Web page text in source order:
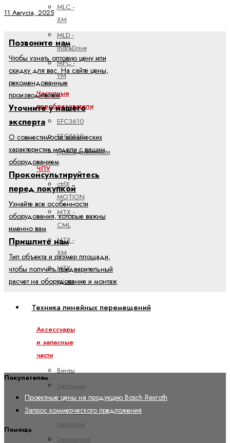
MLC -
XM
MLD -
IndraDrive
MPC -
YM
Частотные
преобразователи
EFC3610
EFC5610
Принадлежности
ЧПУ
ctrlX
MOTION
MTX -
CML
MTX -
XM
MTX
micro
Техника линейных перемещений
Аксессуары
и запасные
части
Винты
Заглушки
для
монтажных
отверстий
Зажимные
11 Августа, 2025
Позвоните нам
Чтобы узнать оптовую цену или
скидку для вас. На сайте цены,
рекомендованные
производителем
Уточните у нашего
эксперта
О совместимости технических
характеристик модели с вашим
оборудованием
Проконсультируйтесь
перед покупкой
Узнайте все особенности
оборудования, которые важны
именно вам
Пришлите нам
Тип объекта и размер площади,
чтобы получить предварительный
расчет на оборудование и монтаж
Покупателям
Проектные цены на продукцию Bosch Rexroth
Запрос коммерческого предложения
Помощь